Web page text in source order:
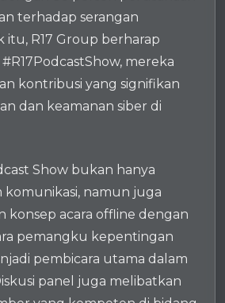
terhadap serangan
itu, R17 Group berharap
mereka
kontribusi yang signifikan
dan keamanan siber di
Show bukan hanya
namun juga
konsep acara offline dengan
pemangku kepentingan
pembicara utama dalam
panel juga melibatkan